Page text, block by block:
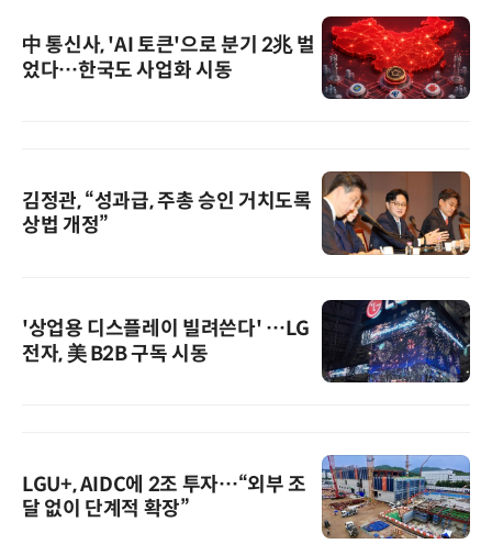
中 통신사, 'AI 토큰'으로 분기 2兆 벌
었다…한국도 사업화 시동
김정관, “성과급, 주총 승인 거치도록
상법 개정”
'상업용 디스플레이 빌려쓴다' …LG
전자, 美 B2B 구독 시동
LGU+, AIDC에 2조 투자…“외부 조
달 없이 단계적 확장”